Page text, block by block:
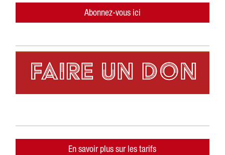
Abonnez-vous ici
En savoir plus sur les tarifs